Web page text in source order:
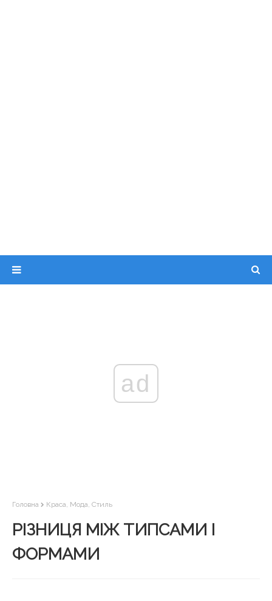
ad
Головна Краса, Мода, Стиль
РІЗНИЦЯ МІЖ ТИПСАМИ І
ФОРМАМИ